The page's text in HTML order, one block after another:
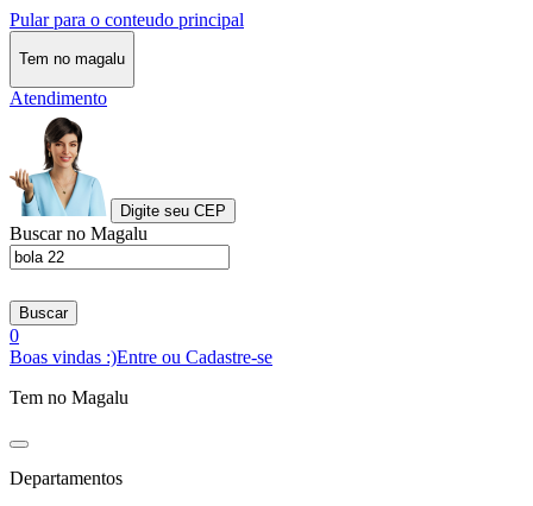
Pular para o conteudo principal
Tem no magalu
Atendimento
Digite seu CEP
Buscar no Magalu
Buscar
0
Boas vindas :)Entre ou Cadastre-se
Tem no Magalu
Departamentos